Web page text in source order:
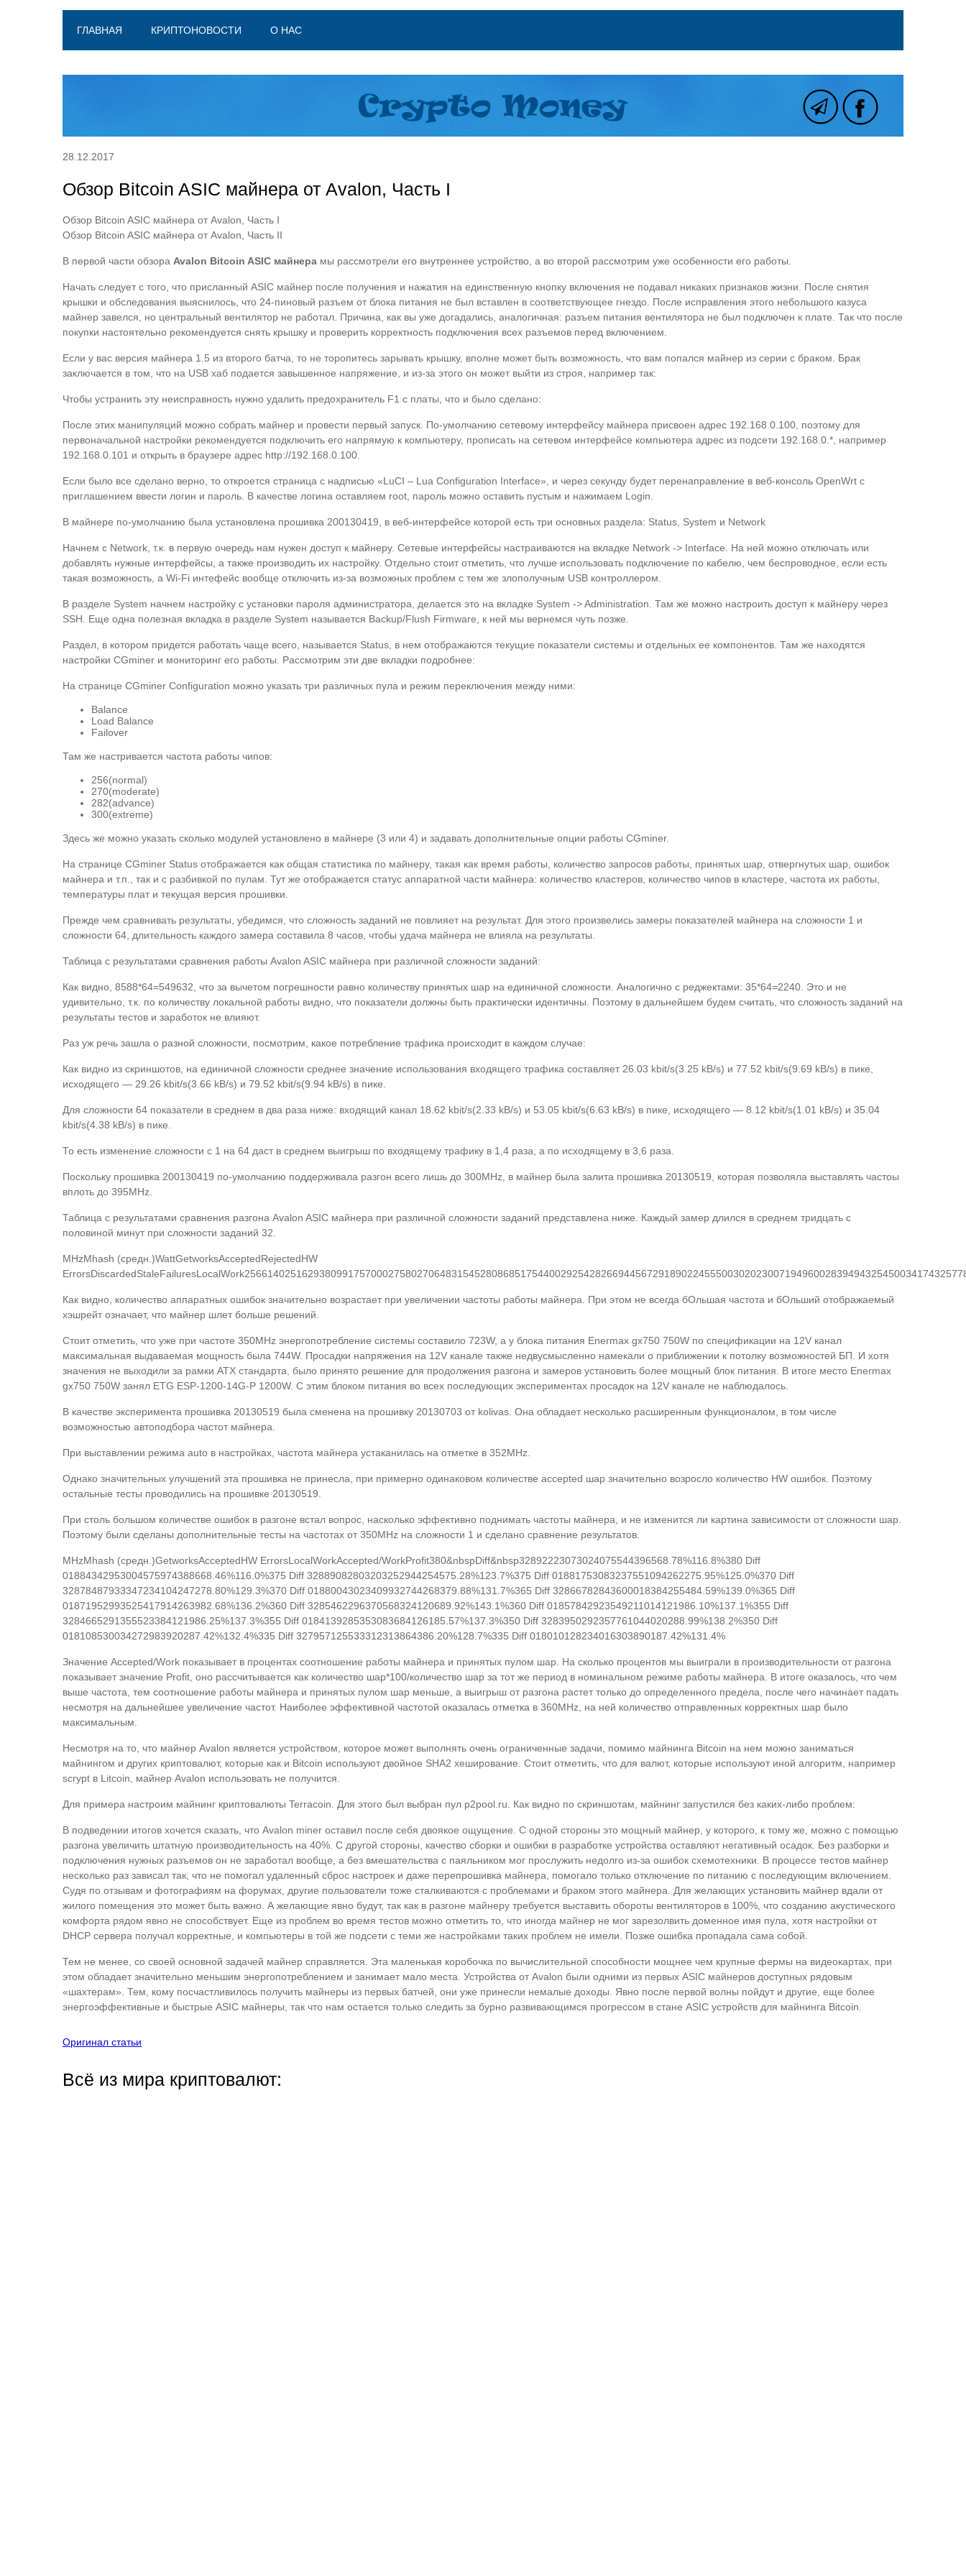
ГЛАВНАЯ КРИПТОНОВОСТИ О НАС
28.12.2017
Обзор Bitcoin ASIC майнера от Avalon, Часть I
Обзор Bitcoin ASIC майнера от Avalon, Часть I
Обзор Bitcoin ASIC майнера от Avalon, Часть II
В первой части обзора Avalon Bitcoin ASIC майнера мы рассмотрели его внутреннее устройство, а во второй рассмотрим уже особенности его работы.
Начать следует с того, что присланный ASIC майнер после получения и нажатия на единственную кнопку включения не подавал никаких признаков жизни. После снятия
крышки и обследования выяснилось, что 24-пиновый разъем от блока питания не был вставлен в соответствующее гнездо. После исправления этого небольшого казуса
майнер завелся, но центральный вентилятор не работал. Причина, как вы уже догадались, аналогичная: разъем питания вентилятора не был подключен к плате. Так что после
покупки настоятельно рекомендуется снять крышку и проверить корректность подключения всех разъемов перед включением.
Если у вас версия майнера 1.5 из второго батча, то не торопитесь зарывать крышку, вполне может быть возможность, что вам попался майнер из серии с браком. Брак
заключается в том, что на USB хаб подается завышенное напряжение, и из-за этого он может выйти из строя, например так:
Чтобы устранить эту неисправность нужно удалить предохранитель F1 с платы, что и было сделано:
После этих манипуляций можно собрать майнер и провести первый запуск. По-умолчанию сетевому интерфейсу майнера присвоен адрес 192.168.0.100, поэтому для
первоначальной настройки рекомендуется подключить его напрямую к компьютеру, прописать на сетевом интерфейсе компьютера адрес из подсети 192.168.0.*, например
192.168.0.101 и открыть в браузере адрес http://192.168.0.100.
Если было все сделано верно, то откроется страница с надписью «LuCI – Lua Configuration Interface», и через секунду будет перенаправление в веб-консоль OpenWrt с
приглашением ввести логин и пароль. В качестве логина оставляем root, пароль можно оставить пустым и нажимаем Login.
В майнере по-умолчанию была установлена прошивка 200130419, в веб-интерфейсе которой есть три основных раздела: Status, System и Network
Начнем с Network, т.к. в первую очередь нам нужен доступ к майнеру. Сетевые интерфейсы настраиваются на вкладке Network -> Interface. На ней можно отключать или
добавлять нужные интерфейсы, а также производить их настройку. Отдельно стоит отметить, что лучше использовать подключение по кабелю, чем беспроводное, если есть
такая возможность, а Wi-Fi интефейс вообще отключить из-за возможных проблем с тем же злополучным USB контроллером.
В разделе System начнем настройку с установки пароля администратора, делается это на вкладке System -> Administration. Там же можно настроить доступ к майнеру через
SSH. Еще одна полезная вкладка в разделе System называется Backup/Flush Firmware, к ней мы вернемся чуть позже.
Раздел, в котором придется работать чаще всего, называется Status, в нем отображаются текущие показатели системы и отдельных ее компонентов. Там же находятся
настройки CGminer и мониторинг его работы. Рассмотрим эти две вкладки подробнее:
На странице CGminer Configuration можно указать три различных пула и режим переключения между ними:
Balance
Load Balance
Failover
Там же настривается частота работы чипов:
256(normal)
270(moderate)
282(advance)
300(extreme)
Здесь же можно указать сколько модулей установлено в майнере (3 или 4) и задавать дополнительные опции работы CGminer.
На странице CGminer Status отображается как общая статистика по майнеру, такая как время работы, количество запросов работы, принятых шар, отвергнутых шар, ошибок
майнера и т.п., так и с разбивкой по пулам. Тут же отображается статус аппаратной части майнера: количество кластеров, количество чипов в кластере, частота их работы,
температуры плат и текущая версия прошивки.
Прежде чем сравнивать результаты, убедимся, что сложность заданий не повлияет на результат. Для этого произвелись замеры показателей майнера на сложности 1 и
сложности 64, длительность каждого замера составила 8 часов, чтобы удача майнера не влияла на результаты.
Таблица с результатами сравнения работы Avalon ASIC майнера при различной сложности заданий:
Как видно, 8588*64=549632, что за вычетом погрешности равно количеству принятых шар на единичной сложности. Аналогично с реджектами: 35*64=2240. Это и не
удивительно, т.к. по количеству локальной работы видно, что показатели должны быть практически идентичны. Поэтому в дальнейшем будем считать, что сложность заданий на
результаты тестов и заработок не влияют.
Раз уж речь зашла о разной сложности, посмотрим, какое потребление трафика происходит в каждом случае:
Как видно из скриншотов, на единичной сложности среднее значение использования входящего трафика составляет 26.03 kbit/s(3.25 kB/s) и 77.52 kbit/s(9.69 kB/s) в пике,
исходящего — 29.26 kbit/s(3.66 kB/s) и 79.52 kbit/s(9.94 kB/s) в пике.
Для сложности 64 показатели в среднем в два раза ниже: входящий канал 18.62 kbit/s(2.33 kB/s) и 53.05 kbit/s(6.63 kB/s) в пике, исходящего — 8.12 kbit/s(1.01 kB/s) и 35.04
kbit/s(4.38 kB/s) в пике.
То есть изменение сложности с 1 на 64 даст в среднем выигрыш по входящему трафику в 1,4 раза, а по исходящему в 3,6 раза.
Поскольку прошивка 200130419 по-умолчанию поддерживала разгон всего лишь до 300MHz, в майнер была залита прошивка 20130519, которая позволяла выставлять частоы
вплоть до 395MHz.
Таблица с результатами сравнения разгона Avalon ASIC майнера при различной сложности заданий представлена ниже. Каждый замер длился в среднем тридцать с
половиной минут при сложности заданий 32.
MHzMhash (средн.)WattGetworksAcceptedRejectedHW
Как видно, количество аппаратных ошибок значительно возрастает при увеличении частоты работы майнера. При этом не всегда бОльшая частота и бОльший отображаемый
хэшрейт означает, что майнер шлет больше решений.
Стоит отметить, что уже при частоте 350MHz энергопотребление системы составило 723W, а у блока питания Enermax gx750 750W по спецификации на 12V канал
максимальная выдаваемая мощность была 744W. Просадки напряжения на 12V канале также недвусмысленно намекали о приближении к потолку возможностей БП. И хотя
значения не выходили за рамки ATX стандарта, было принято решение для продолжения разгона и замеров установить более мощный блок питания. В итоге место Enermax
gx750 750W занял ETG ESP-1200-14G-P 1200W. С этим блоком питания во всех последующих экспериментах просадок на 12V канале не наблюдалось.
В качестве эксперимента прошивка 20130519 была сменена на прошивку 20130703 от kolivas. Она обладает несколько расширенным функционалом, в том числе
возможностью автоподбора частот майнера.
При выставлении режима auto в настройках, частота майнера устаканилась на отметке в 352MHz.
Однако значительных улучшений эта прошивка не принесла, при примерно одинаковом количестве accepted шар значительно возросло количество HW ошибок. Поэтому
остальные тесты проводились на прошивке 20130519.
При столь большом количестве ошибок в разгоне встал вопрос, насколько эффективно поднимать частоты майнера, и не изменится ли картина зависимости от сложности шар.
Поэтому были сделаны дополнительные тесты на частотах от 350MHz на сложности 1 и сделано сравнение результатов.
MHzMhash (средн.)GetworksAcceptedHW ErrorsLocalWorkAccepted/WorkProfit380&nbspDiff&nbsp32892223073024075544396568.78%116.8%380 Diff
01884342953004575974388668.46%116.0%375 Diff 32889082803203252944254575.28%123.7%375 Diff 01881753083237551094262275.95%125.0%370 Diff
32878487933347234104247278.80%129.3%370 Diff 01880043023409932744268379.88%131.7%365 Diff 32866782843600018384255484.59%139.0%365 Diff
01871952993525417914263982.68%136.2%360 Diff 3285462296370568324120689.92%143.1%360 Diff 01857842923549211014121986.10%137.1%355 Diff
3284665291355523384121986.25%137.3%355 Diff 0184139285353083684126185.57%137.3%350 Diff 3283950292357761044020288.99%138.2%350 Diff
018108530034272983920287.42%132.4%335 Diff 327957125533312313864386.20%128.7%335 Diff 018010128234016303890187.42%131.4%
Значение Accepted/Work показывает в процентах соотношение работы майнера и принятых пулом шар. На сколько процентов мы выиграли в производительности от разгона
показывает значение Profit, оно рассчитывается как количество шар*100/количество шар за тот же период в номинальном режиме работы майнера. В итоге оказалось, что чем
выше частота, тем соотношение работы майнера и принятых пулом шар меньше, а выигрыш от разгона растет только до определенного предела, после чего начинает падать
несмотря на дальнейшее увеличение частот. Наиболее эффективной частотой оказалась отметка в 360MHz, на ней количество отправленных корректных шар было
максимальным.
Несмотря на то, что майнер Avalon является устройством, которое может выполнять очень ограниченные задачи, помимо майнинга Bitcoin на нем можно заниматься
майнингом и других криптовалют, которые как и Bitcoin используют двойное SHA2 хеширование. Стоит отметить, что для валют, которые используют иной алгоритм, например
scrypt в Litcoin, майнер Avalon использовать не получится.
Для примера настроим майнинг криптовалюты Terracoin. Для этого был выбран пул p2pool.ru. Как видно по скриншотам, майнинг запустился без каких-либо проблем:
В подведении итогов хочется сказать, что Avalon miner оставил после себя двоякое ощущение. С одной стороны это мощный майнер, у которого, к тому же, можно с помощью
разгона увеличить штатную производительность на 40%. С другой стороны, качество сборки и ошибки в разработке устройства оставляют негативный осадок. Без разборки и
подключения нужных разъемов он не заработал вообще, а без вмешательства с паяльником мог прослужить недолго из-за ошибок схемотехники. В процессе тестов майнер
несколько раз зависал так, что не помогал удаленный сброс настроек и даже перепрошивка майнера, помогало только отключение по питанию с последующим включением.
Судя по отзывам и фотографиям на форумах, другие пользователи тоже сталкиваются с проблемами и браком этого майнера. Для желающих установить майнер вдали от
жилого помещения это может быть важно. А желающие явно будут, так как в разгоне майнеру требуется выставить обороты вентиляторов в 100%, что созданию акустического
комфорта рядом явно не способствует. Еще из проблем во время тестов можно отметить то, что иногда майнер не мог зарезолвить доменное имя пула, хотя настройки от
DHCP сервера получал корректные, и компьютеры в той же подсети с теми же настройками таких проблем не имели. Позже ошибка пропадала сама собой.
Тем не менее, со своей основной задачей майнер справляется. Эта маленькая коробочка по вычислительной способности мощнее чем крупные фермы на видеокартах, при
этом обладает значительно меньшим энергопотреблением и занимает мало места. Устройства от Avalon были одними из первых ASIC майнеров доступных рядовым
«шахтерам». Тем, кому посчастливилось получить майнеры из первых батчей, они уже принесли немалые доходы. Явно после первой волны пойдут и другие, еще более
энергоэффективные и быстрые ASIC майнеры, так что нам остается только следить за бурно развивающимся прогрессом в стане ASIC устройств для майнинга Bitcoin.
Оригинал статьи
Всё из мира криптовалют: